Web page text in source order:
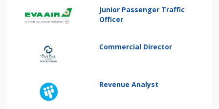
Junior Passenger Traffic
Officer
Commercial Director
Revenue Analyst